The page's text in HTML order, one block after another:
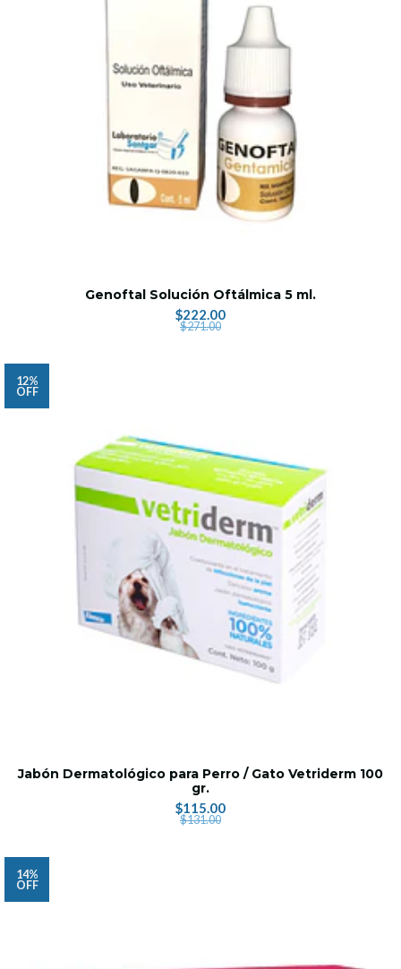
Genoftal Solución Oftálmica 5 ml.
$222.00
$271.00
12%
OFF
Jabón Dermatológico para Perro / Gato Vetriderm 100
gr.
$115.00
$131.00
14%
OFF